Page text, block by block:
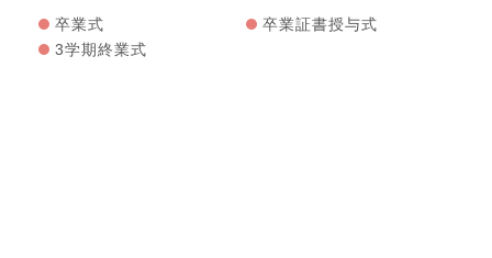
卒業式
卒業証書授与式
3学期終業式